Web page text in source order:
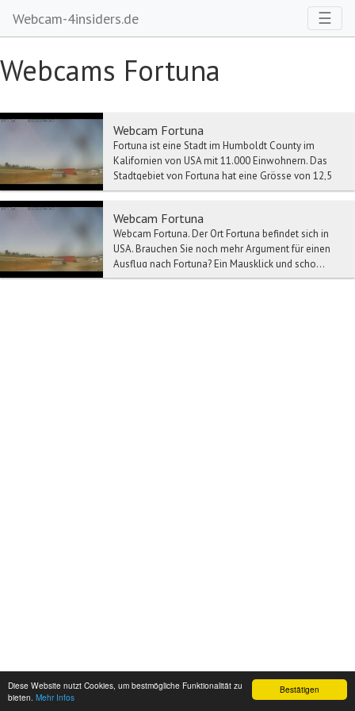
Bestätigen
Diese Website nutzt Cookies, um bestmögliche Funktionalität zu
bieten. Mehr Infos
Webcam-4insiders.de ☰
Webcams Fortuna
Webcam Fortuna
Fortuna ist eine Stadt im Humboldt County im
Kalifornien von USA mit 11.000 Einwohnern. Das
Stadtgebiet von Fortuna hat eine Grösse von 12,5
Km². W...
Webcam Fortuna
Webcam Fortuna. Der Ort Fortuna befindet sich in
USA. Brauchen Sie noch mehr Argument für einen
Ausflug nach Fortuna? Ein Mausklick und scho...